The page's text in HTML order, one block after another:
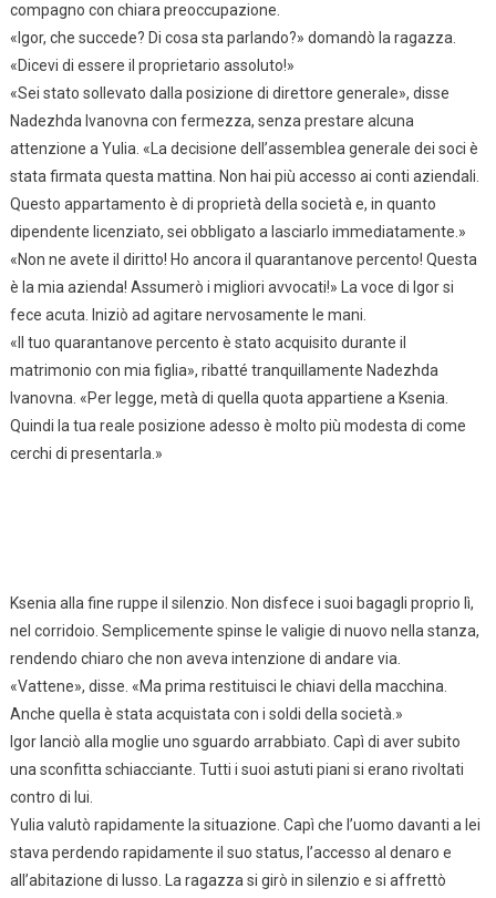
compagno con chiara preoccupazione.
«Igor, che succede? Di cosa sta parlando?» domandò la ragazza.
«Dicevi di essere il proprietario assoluto!»
«Sei stato sollevato dalla posizione di direttore generale», disse
Nadezhda Ivanovna con fermezza, senza prestare alcuna
attenzione a Yulia. «La decisione dell’assemblea generale dei soci è
stata firmata questa mattina. Non hai più accesso ai conti aziendali.
Questo appartamento è di proprietà della società e, in quanto
dipendente licenziato, sei obbligato a lasciarlo immediatamente.»
«Non ne avete il diritto! Ho ancora il quarantanove percento! Questa
è la mia azienda! Assumerò i migliori avvocati!» La voce di Igor si
fece acuta. Iniziò ad agitare nervosamente le mani.
«Il tuo quarantanove percento è stato acquisito durante il
matrimonio con mia figlia», ribatté tranquillamente Nadezhda
Ivanovna. «Per legge, metà di quella quota appartiene a Ksenia.
Quindi la tua reale posizione adesso è molto più modesta di come
cerchi di presentarla.»
Ksenia alla fine ruppe il silenzio. Non disfece i suoi bagagli proprio lì,
nel corridoio. Semplicemente spinse le valigie di nuovo nella stanza,
rendendo chiaro che non aveva intenzione di andare via.
«Vattene», disse. «Ma prima restituisci le chiavi della macchina.
Anche quella è stata acquistata con i soldi della società.»
Igor lanciò alla moglie uno sguardo arrabbiato. Capì di aver subito
una sconfitta schiacciante. Tutti i suoi astuti piani si erano rivoltati
contro di lui.
Yulia valutò rapidamente la situazione. Capì che l’uomo davanti a lei
stava perdendo rapidamente il suo status, l’accesso al denaro e
all’abitazione di lusso. La ragazza si girò in silenzio e si affrettò